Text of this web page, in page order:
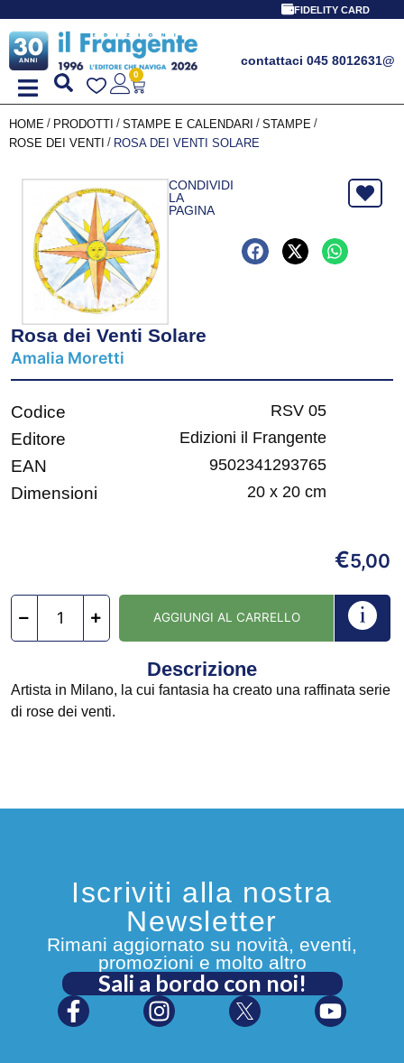
FIDELITY CARD
contattaci 045 8012631@
0
HOME / PRODOTTI / STAMPE E CALENDARI / STAMPE /
ROSE DEI VENTI / ROSA DEI VENTI SOLARE
CONDIVIDI
LA
PAGINA
Rosa dei Venti Solare
Amalia Moretti
Codice RSV 05
Editore Edizioni il Frangente
EAN 9502341293765
Dimensioni 20 x 20 cm
€5,00
AGGIUNGI AL CARRELLO
Descrizione
Artista in Milano, la cui fantasia ha creato una raffinata serie
di rose dei venti.
Iscriviti alla nostra
Newsletter
Rimani aggiornato su novità, eventi,
promozioni e molto altro
Sali a bordo con noi!